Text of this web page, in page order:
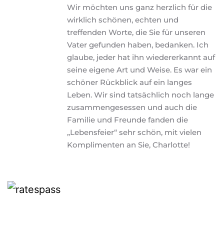
Wir möchten uns ganz herzlich für die
wirklich schönen, echten und
treffenden Worte, die Sie für unseren
Vater gefunden haben, bedanken. Ich
glaube, jeder hat ihn wiedererkannt auf
seine eigene Art und Weise. Es war ein
schöner Rückblick auf ein langes
Leben. Wir sind tatsächlich noch lange
zusammengesessen und auch die
Familie und Freunde fanden die
„Lebensfeier“ sehr schön, mit vielen
Komplimenten an Sie, Charlotte!